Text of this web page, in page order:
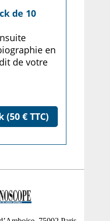
de 10
en
de votre
€ TTC)